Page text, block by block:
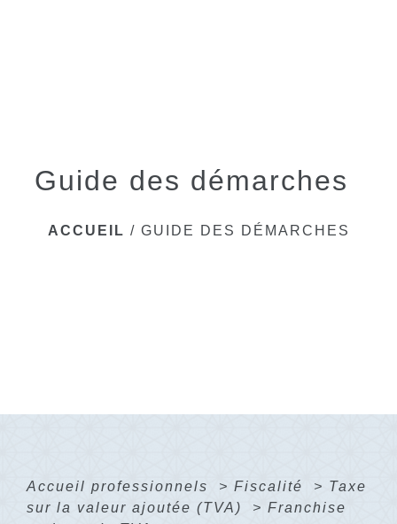
Guide des démarches
ACCUEIL / GUIDE DES DÉMARCHES
Accueil professionnels > Fiscalité > Taxe
sur la valeur ajoutée (TVA)
> Franchise